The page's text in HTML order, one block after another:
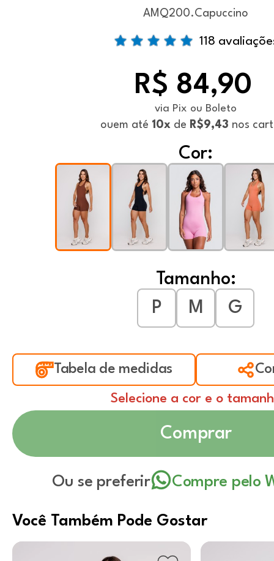
AMQ200.Capuccino
118
R$ 84,90
via Pix ou Boleto
ouem até 10x de R$9,43 nos
Cor:
Tamanho:
P
M G
Tabela de medidas
Selecione a cor e o
Comprar
Ou se preferir Compre pelo
Você Também Pode Gostar